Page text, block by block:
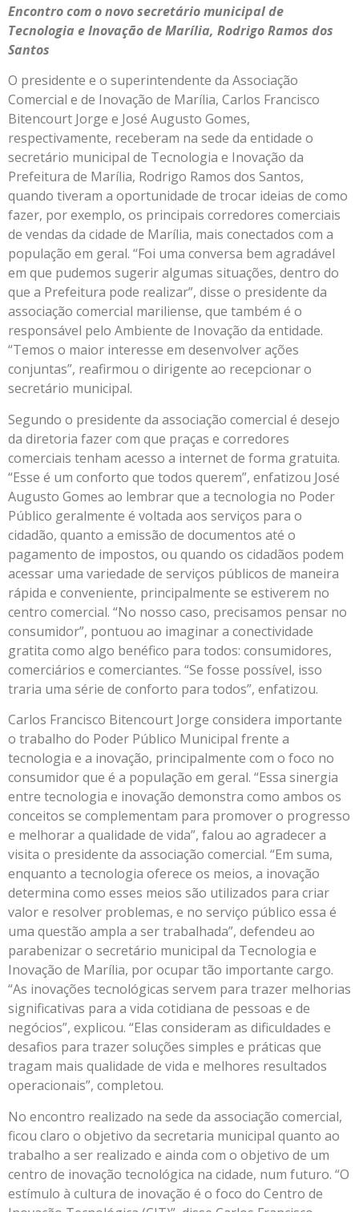
Encontro com o novo secretário municipal de
Tecnologia e Inovação de Marília, Rodrigo Ramos dos
Santos
O presidente e o superintendente da Associação
Comercial e de Inovação de Marília, Carlos Francisco
Bitencourt Jorge e José Augusto Gomes,
respectivamente, receberam na sede da entidade o
secretário municipal de Tecnologia e Inovação da
Prefeitura de Marília, Rodrigo Ramos dos Santos,
quando tiveram a oportunidade de trocar ideias de como
fazer, por exemplo, os principais corredores comerciais
de vendas da cidade de Marília, mais conectados com a
população em geral. “Foi uma conversa bem agradável
em que pudemos sugerir algumas situações, dentro do
que a Prefeitura pode realizar”, disse o presidente da
associação comercial mariliense, que também é o
responsável pelo Ambiente de Inovação da entidade.
“Temos o maior interesse em desenvolver ações
conjuntas”, reafirmou o dirigente ao recepcionar o
secretário municipal.
Segundo o presidente da associação comercial é desejo
da diretoria fazer com que praças e corredores
comerciais tenham acesso a internet de forma gratuita.
“Esse é um conforto que todos querem”, enfatizou José
Augusto Gomes ao lembrar que a tecnologia no Poder
Público geralmente é voltada aos serviços para o
cidadão, quanto a emissão de documentos até o
pagamento de impostos, ou quando os cidadãos podem
acessar uma variedade de serviços públicos de maneira
rápida e conveniente, principalmente se estiverem no
centro comercial. “No nosso caso, precisamos pensar no
consumidor”, pontuou ao imaginar a conectividade
gratita como algo benéfico para todos: consumidores,
comerciários e comerciantes. “Se fosse possível, isso
traria uma série de conforto para todos”, enfatizou.
Carlos Francisco Bitencourt Jorge considera importante
o trabalho do Poder Público Municipal frente a
tecnologia e a inovação, principalmente com o foco no
consumidor que é a população em geral. “Essa sinergia
entre tecnologia e inovação demonstra como ambos os
conceitos se complementam para promover o progresso
e melhorar a qualidade de vida”, falou ao agradecer a
visita o presidente da associação comercial. “Em suma,
enquanto a tecnologia oferece os meios, a inovação
determina como esses meios são utilizados para criar
valor e resolver problemas, e no serviço público essa é
uma questão ampla a ser trabalhada”, defendeu ao
parabenizar o secretário municipal da Tecnologia e
Inovação de Marília, por ocupar tão importante cargo.
“As inovações tecnológicas servem para trazer melhorias
significativas para a vida cotidiana de pessoas e de
negócios”, explicou. “Elas consideram as dificuldades e
desafios para trazer soluções simples e práticas que
tragam mais qualidade de vida e melhores resultados
operacionais”, completou.
No encontro realizado na sede da associação comercial,
ficou claro o objetivo da secretaria municipal quanto ao
trabalho a ser realizado e ainda com o objetivo de um
centro de inovação tecnológica na cidade, num futuro. “O
estímulo à cultura de inovação é o foco do Centro de